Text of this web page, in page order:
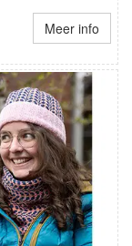
Meer info